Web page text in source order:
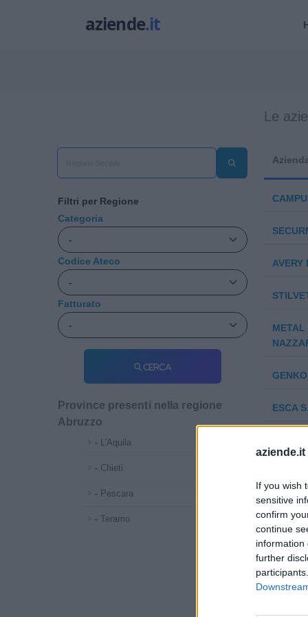
aziende.it
If you wish
sensitive
confirm
continue
information
further
Filtri per Regione
Categoria
Codice Ateco
Fatturato
Cerca
Province presenti nella regione
Abruzzo
- L'Aquila
- Chieti
- Pescara
- Teramo
Le
AVERY
METAL
ESCA
TEKNA